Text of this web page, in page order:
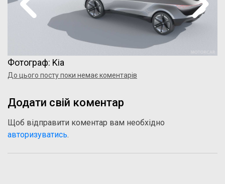
Фотограф: Kia
До цього посту поки немає коментарів
Додати свій коментар
Щоб відправити коментар вам необхідно
авторизуватись.